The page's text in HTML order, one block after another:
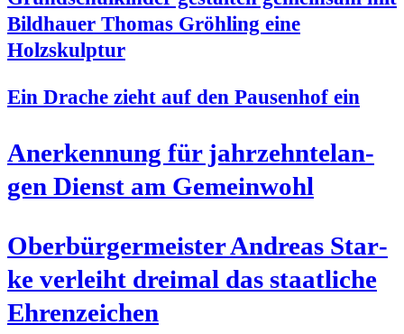
Bild­hau­er Tho­mas Gröh­ling eine
Holzskulptur
Ein Dra­che zieht auf den Pau­sen­hof ein
Aner­ken­nung für jahr­zehn­te­lan­
gen Dienst am Gemeinwohl
Ober­bür­ger­meis­ter Andre­as Star­
ke ver­leiht drei­mal das staat­li­che
Ehrenzeichen